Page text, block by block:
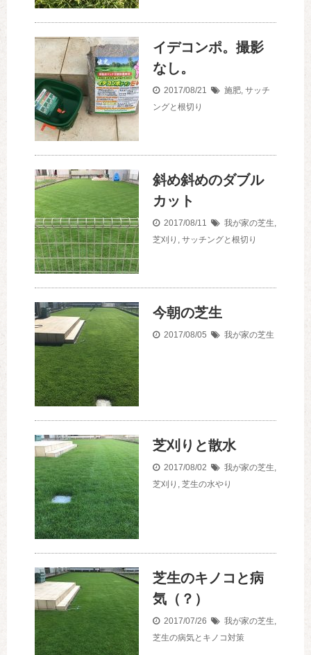
イデコンポ。撮影
なし。
2017/08/21 施肥, サッチ
ングと根切り
斜め斜めのダブル
カット
2017/08/11 我が家の芝生,
芝刈り , サッチングと根切り
今朝の芝生
2017/08/05 我が家の芝生
芝刈りと散水
2017/08/02 我が家の芝生,
芝刈り , 芝生の水やり
芝生のキノコと病
気（？）
2017/07/26 我が家の芝生,
芝生の病気とキノコ対策